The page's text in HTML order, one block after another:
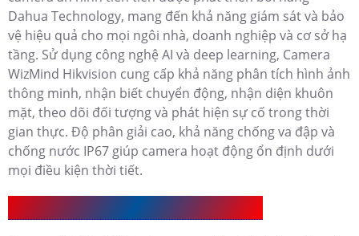
Dahua Technology, mang đến khả năng giám sát và bảo
vệ hiệu quả cho mọi ngôi nhà, doanh nghiệp và cơ sở hạ
tầng. Sử dụng công nghệ AI và deep learning, Camera
WizMind Hikvision cung cấp khả năng phân tích hình ảnh
thông minh, nhận biết chuyển động, nhận diện khuôn
mặt, theo dõi đối tượng và phát hiện sự cố trong thời
gian thực. Độ phân giải cao, khả năng chống va đập và
chống nước IP67 giúp camera hoạt động ổn định dưới
mọi điều kiện thời tiết.